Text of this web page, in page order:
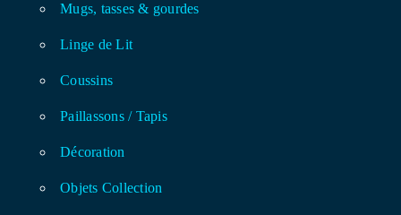
Mugs, tasses & gourdes
Linge de Lit
Coussins
Paillassons / Tapis
Décoration
Objets Collection